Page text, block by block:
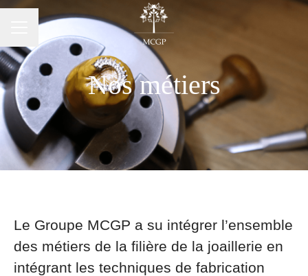
Menu carrière
Nos métiers
Le Groupe MCGP a su intégrer l’ensemble
des métiers de la filière de la joaillerie en
intégrant les techniques de fabrication